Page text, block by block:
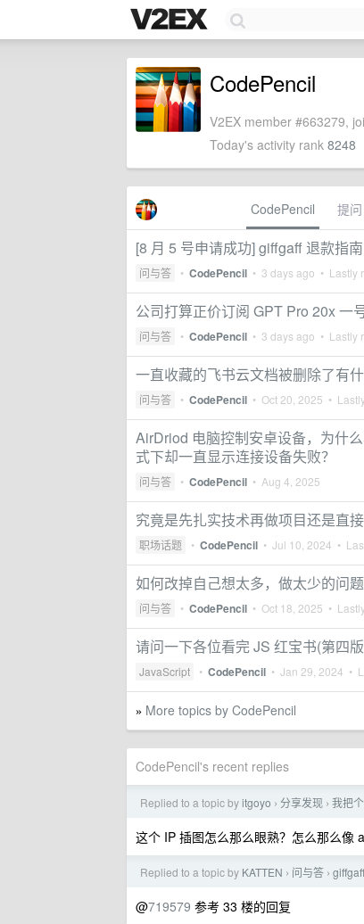
CodePencil
V2EX member #663279,
Today's activity rank 8248
CodePencil 提问
[8 月 5 号申请成功] giffgaff 退款指南
问与答 • CodePencil • 3 days ago • Lastly
公司打算正价订阅 GPT Pro 20x 一
问与答 • CodePencil • 3 days ago • Lastly
一直收藏的飞书云文档被删除了有
问与答 • CodePencil • Oct 20, 2025 •
AirDriod 电脑控制安卓设备，为什
式下却一直显示连接设备失败？
问与答 • CodePencil • Aug 4, 2025
究竟是先扎实技术再做项目还是直
职场话题 • CodePencil • Jul 10, 2024 •
如何改掉自己想太多，做太少的问题
问与答 • CodePencil • Oct 18, 2025 •
请问一下各位看完 JS 红宝书(第四
JavaScript • CodePencil • Jan 29, 2024 •
» More topics by CodePencil
CodePencil's recent replies
Replied to a topic byitgoyo › 分享发现 › 我把
这个 IP 插图怎么那么眼熟？怎么那么像
Replied to a topic by KATTEN › 问与答 ›
@719579 参考 33 楼的回复